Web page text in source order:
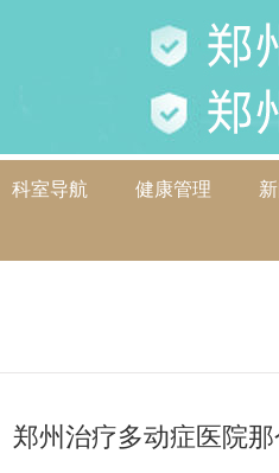
科室导航 健康管理
郑州治疗多动症医院